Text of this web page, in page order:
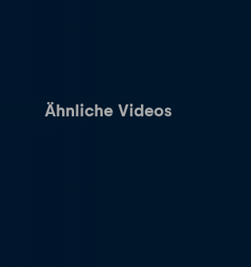
Ähnliche Videos